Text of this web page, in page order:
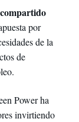
por
de la
de
Power ha
invirtiendo